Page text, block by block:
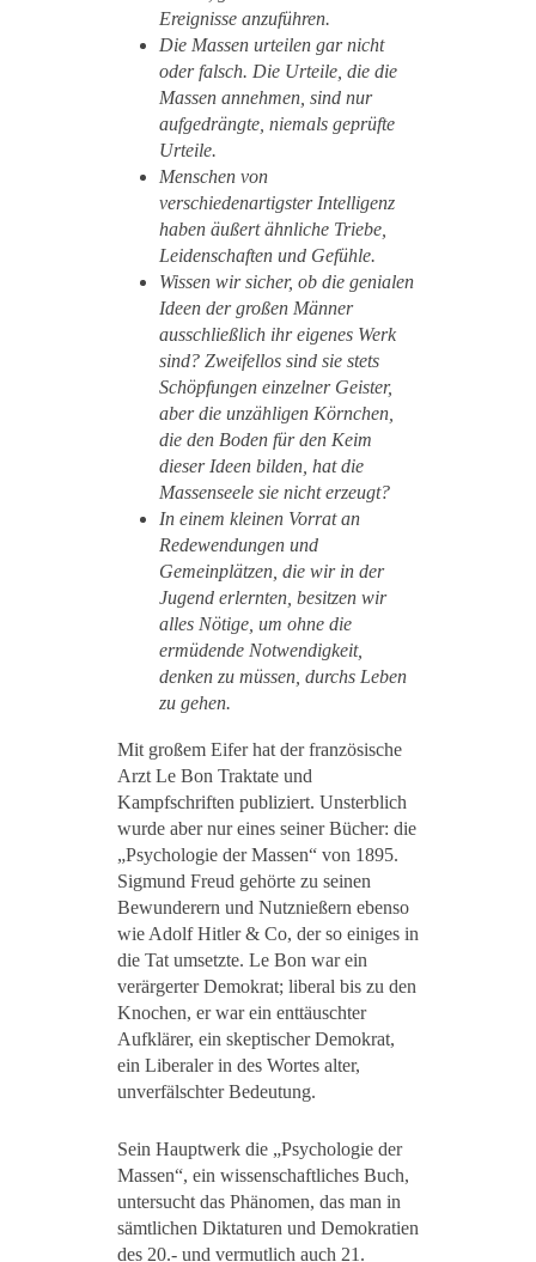
Ereignisse anzuführen.
Die Massen urteilen gar nicht
oder falsch. Die Urteile, die die
Massen annehmen, sind nur
aufgedrängte, niemals geprüfte
Urteile.
Menschen von
verschiedenartigster Intelligenz
haben äußert ähnliche Triebe,
Leidenschaften und Gefühle.
Wissen wir sicher, ob die genialen
Ideen der großen Männer
ausschließlich ihr eigenes Werk
sind? Zweifellos sind sie stets
Schöpfungen einzelner Geister,
aber die unzähligen Körnchen,
die den Boden für den Keim
dieser Ideen bilden, hat die
Massenseele sie nicht erzeugt?
In einem kleinen Vorrat an
Redewendungen und
Gemeinplätzen, die wir in der
Jugend erlernten, besitzen wir
alles Nötige, um ohne die
ermüdende Notwendigkeit,
denken zu müssen, durchs Leben
zu gehen.
Mit großem Eifer hat der französische
Arzt Le Bon Traktate und
Kampfschriften publiziert. Unsterblich
wurde aber nur eines seiner Bücher: die
„Psychologie der Massen“ von 1895.
Sigmund Freud gehörte zu seinen
Bewunderern und Nutznießern ebenso
wie Adolf Hitler & Co, der so einiges in
die Tat umsetzte. Le Bon war ein
verärgerter Demokrat; liberal bis zu den
Knochen, er war ein enttäuschter
Aufklärer, ein skeptischer Demokrat,
ein Liberaler in des Wortes alter,
unverfälschter Bedeutung.
Sein Hauptwerk die „Psychologie der
Massen“, ein wissenschaftliches Buch,
untersucht das Phänomen, das man in
sämtlichen Diktaturen und Demokratien
des 20.- und vermutlich auch 21.